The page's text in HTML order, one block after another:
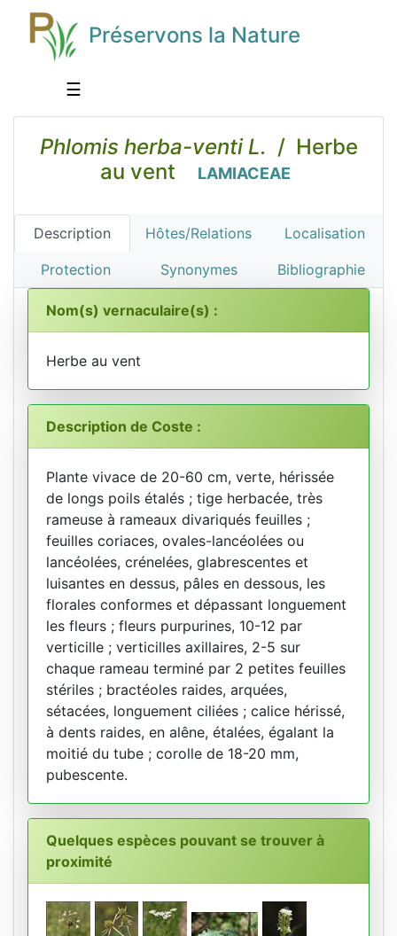
Préservons la Nature
☰
Phlomis herba-venti L. / Herbe
au vent
LAMIACEAE
Description Hôtes/Relations Localisation
Protection Synonymes Bibliographie
Nom(s) vernaculaire(s) :
Herbe au vent
Description de Coste :
Plante vivace de 20-60 cm, verte, hérissée
de longs poils étalés ; tige herbacée, très
rameuse à rameaux divariqués feuilles ;
feuilles coriaces, ovales-lancéolées ou
lancéolées, crénelées, glabrescentes et
luisantes en dessus, pâles en dessous, les
florales conformes et dépassant longuement
les fleurs ; fleurs purpurines, 10-12 par
verticille ; verticilles axillaires, 2-5 sur
chaque rameau terminé par 2 petites feuilles
stériles ; bractéoles raides, arquées,
sétacées, longuement ciliées ; calice hérissé,
à dents raides, en alêne, étalées, égalant la
moitié du tube ; corolle de 18-20 mm,
pubescente.
Quelques espèces pouvant se trouver à
proximité